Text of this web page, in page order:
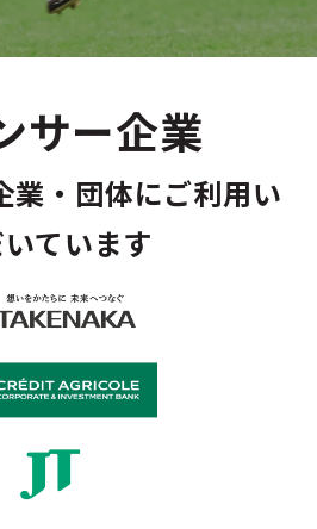
サー企業
業・団体にご利用い
ています